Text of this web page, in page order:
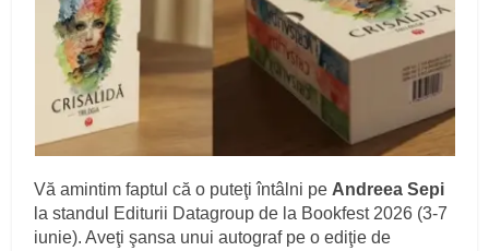
Vă amintim faptul că o puteţi întâlni pe Andreea Sepi
la standul Editurii Datagroup de la Bookfest 2026 (3-7
iunie). Aveţi şansa unui autograf pe o ediţie de